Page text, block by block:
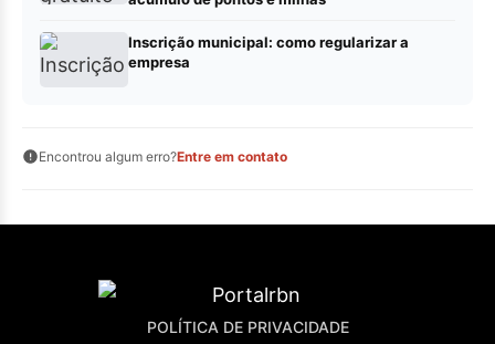
Inscrição municipal: como regularizar a
empresa
Encontrou algum erro?Entre em contato
POLÍTICA DE PRIVACIDADE